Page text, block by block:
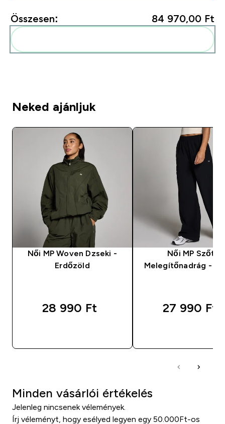
Összesen: 84 970,00 Ft‎
Neked ajánljuk
Női MP Woven Dzseki -
Erdőzöld
28 990 Ft‎
Női MP Szőtt
Melegítőnadrág -
27 990 Ft‎
Minden vásárlói értékelés
Jelenleg nincsenek vélemények.
Írj véleményt, hogy esélyed legyen egy 50.000Ft-os